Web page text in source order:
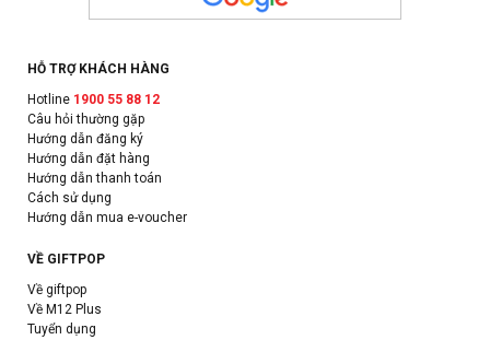
HỖ TRỢ KHÁCH HÀNG
Hotline 1900 55 88 12
Câu hỏi thường gặp
Hướng dẫn đăng ký
Hướng dẫn đặt hàng
Hướng dẫn thanh toán
Cách sử dụng
Hướng dẫn mua e-voucher
VỀ GIFTPOP
Về giftpop
Về M12 Plus
Tuyển dụng